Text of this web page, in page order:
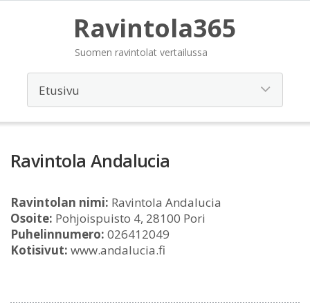
Ravintola365
Suomen ravintolat vertailussa
Ravintola Andalucia
Ravintolan nimi: Ravintola Andalucia
Osoite: Pohjoispuisto 4, 28100 Pori
Puhelinnumero: 026412049
Kotisivut: www.andalucia.fi